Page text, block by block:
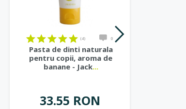
(4) 0
Pasta de dinti naturala
pentru copii, aroma de
banane - Jack...
33.55 RON
on
on on
on on
on on
on on
on